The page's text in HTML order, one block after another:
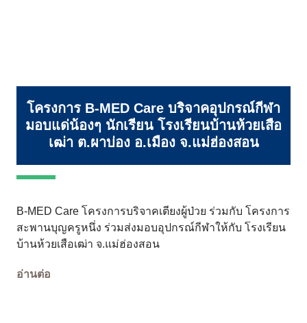
โครงการ B-MED Care บริจาคอุปกรณ์กีฬา
มอบแด่น้องๆ นักเรียน โรงเรียนบ้านห้วยเสือ
เฒ่า ต.ผาบ่อง อ.เมือง จ.แม่ฮ่องสอน
B-MED Care โครงการบริจาคเตียงผู้ป่วย ร่วมกับ โครงการ
สะพานบุญครูหนึ่ง ร่วมส่งมอบอุปกรณ์กีฬาให้กับ โรงเรียน
บ้านห้วยเสือเฒ่า จ.แม่ฮ่องสอน
อ่านต่อ